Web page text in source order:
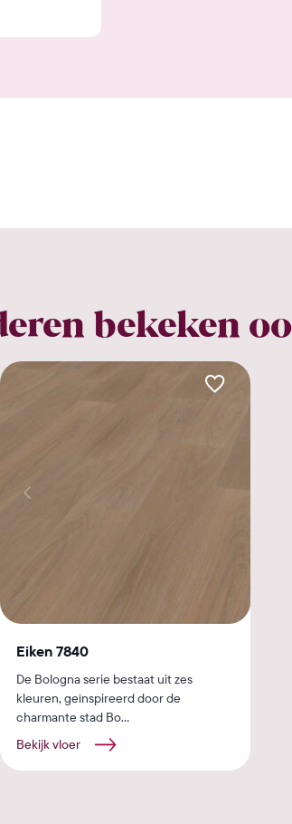
bekeken
Eiken 7840
De Bologna serie bestaat uit zes
kleuren, geïnspireerd door de
charmante stad Bo...
Bekijk vloer